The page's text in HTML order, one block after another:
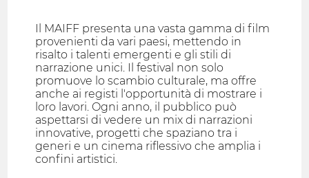
Il MAIFF presenta una vasta gamma di film
provenienti da vari paesi, mettendo in
risalto i talenti emergenti e gli stili di
narrazione unici. Il festival non solo
promuove lo scambio culturale, ma offre
anche ai registi l'opportunità di mostrare i
loro lavori. Ogni anno, il pubblico può
aspettarsi di vedere un mix di narrazioni
innovative, progetti che spaziano tra i
generi e un cinema riflessivo che amplia i
confini artistici.